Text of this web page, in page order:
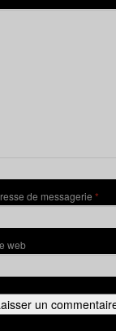
de messagerie *
web